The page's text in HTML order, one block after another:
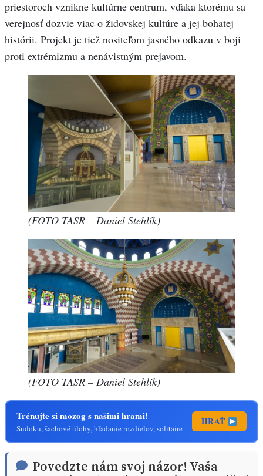
priestoroch vznikne kultúrne centrum, vďaka ktorému sa
verejnosť dozvie viac o židovskej kultúre a jej bohatej
histórii. Projekt je tiež nositeľom jasného odkazu v boji
proti extrémizmu a nenávistným prejavom.
(FOTO TASR – Daniel Stehlík)
(FOTO TASR – Daniel Stehlík)
Trénujte si mozog s našimi hrami!
Sudoku, šachové úlohy, hľadanie rozdielov, solitaire
HRAŤ
Povedzte nám svoj názor! Vaša